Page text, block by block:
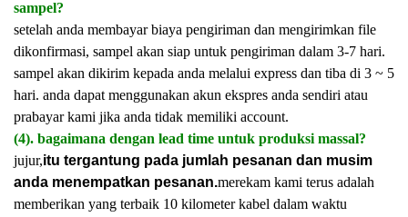
sampel?
setelah anda membayar biaya pengiriman dan mengirimkan file
dikonfirmasi, sampel akan siap untuk pengiriman dalam 3-7 hari.
sampel akan dikirim kepada anda melalui express dan tiba di 3 ~ 5
hari. anda dapat menggunakan akun ekspres anda sendiri atau
prabayar kami jika anda tidak memiliki account.
(4). bagaimana dengan lead time untuk produksi massal?
jujur,itu tergantung pada jumlah pesanan dan musim
anda menempatkan pesanan.merekam kami terus adalah
memberikan yang terbaik 10 kilometer kabel dalam waktu